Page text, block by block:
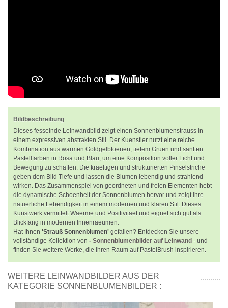
Bildbeschreibung
Dieses fesselnde Leinwandbild zeigt einen Sonnenblumenstrauss in
einem expressiven abstrakten Stil. Der Kuenstler nutzt eine reiche
Kombination aus warmen Goldgelbtoenen, tiefem Gruen und sanften
Pastellfarben in Rosa und Blau, um eine Komposition voller Licht und
Bewegung zu schaffen. Die kraeftigen und strukturierten Pinselstriche
geben dem Bild Tiefe und lassen die Blumen lebendig und strahlend
wirken. Das Zusammenspiel von geordneten und freien Elementen hebt
die dynamische Schoenheit der Sonnenblumen hervor und zeigt ihre
natuerliche Lebendigkeit in einem modernen und klaren Stil. Dieses
Kunstwerk vermittelt Waerme und Positivitaet und eignet sich gut als
Blickfang in modernen Innenraeumen.
Hat Ihnen 'Strauß Sonnenblumen' gefallen? Entdecken Sie unsere
vollständige Kollektion von - Sonnenblumenbilder auf Leinwand - und
finden Sie weitere Werke, die Ihren Raum auf PastelBrush inspirieren.
WEITERE LEINWANDBILDER AUS DER
KATEGORIE SONNENBLUMENBILDER :